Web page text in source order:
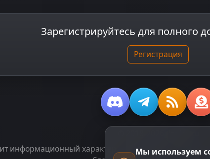
Зарегистрируйтесь для полного
Регистрация
информационный характер и не являетсяМы используем